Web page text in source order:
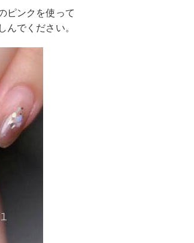
ピンクを使って
でください。